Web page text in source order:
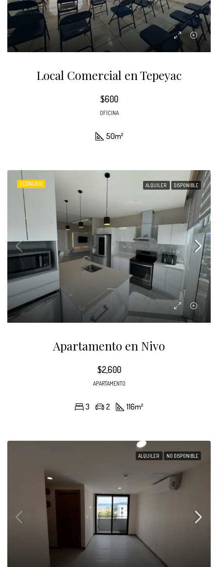
Local Comercial en Tepeyac
$600
OFICINA
50m²
DESTACADO ALQUILER DISPONIBLE
Apartamento en Nivo
$2,600
APARTAMENTO
3 2 116m²
ALQUILER NO DISPONIBLE